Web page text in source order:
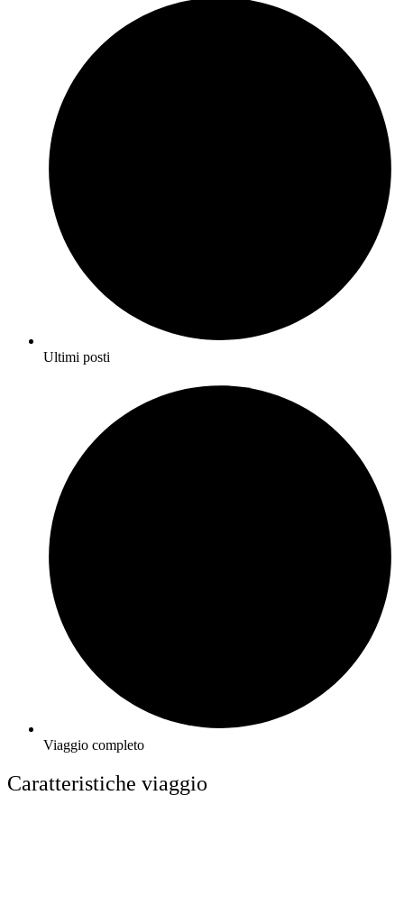
Ultimi posti
Viaggio completo
Caratteristiche viaggio